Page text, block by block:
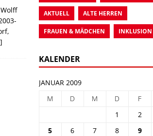
AKTUELL ALTE HERREN
FRAUEN & MÄDCHEN INKLUSION
KALENDER
JANUAR 2009
M
D M D F
1
2
5
6 7 8 9